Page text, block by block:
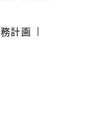
計画